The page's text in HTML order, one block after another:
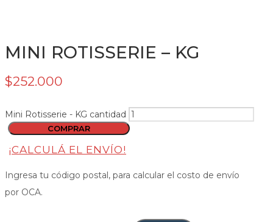
MINI ROTISSERIE – KG
$252.000
Mini Rotisserie - KG cantidad
COMPRAR
¡CALCULÁ EL ENVÍO!
Ingresa tu código postal, para calcular el costo de envío
por OCA.